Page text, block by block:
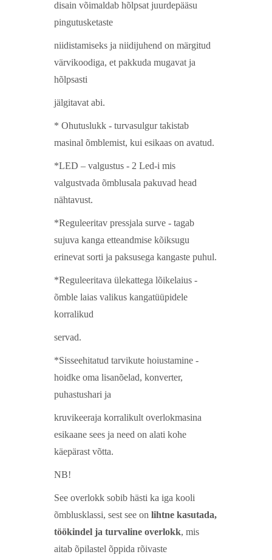
disain võimaldab hõlpsat juurdepääsu
pingutusketaste
niidistamiseks ja niidijuhend on märgitud
värvikoodiga, et pakkuda mugavat ja
hõlpsasti
jälgitavat abi.
* Ohutuslukk - turvasulgur takistab
masinal õmblemist, kui esikaas on avatud.
*LED – valgustus - 2 Led-i mis
valgustvada õmblusala pakuvad head
nähtavust.
*Reguleeritav pressjala surve - tagab
sujuva kanga etteandmise kõiksugu
erinevat sorti ja paksusega kangaste puhul.
*Reguleeritava ülekattega lõikelaius -
õmble laias valikus kangatüüpidele
korralikud
servad.
*Sisseehitatud tarvikute hoiustamine -
hoidke oma lisanõelad, konverter,
puhastushari ja
kruvikeeraja korralikult overlokmasina
esikaane sees ja need on alati kohe
käepärast võtta.
NB!
See overlokk sobib hästi ka iga kooli
õmblusklassi, sest see on lihtne kasutada,
töökindel ja turvaline overlokk, mis
aitab õpilastel õppida rõivaste